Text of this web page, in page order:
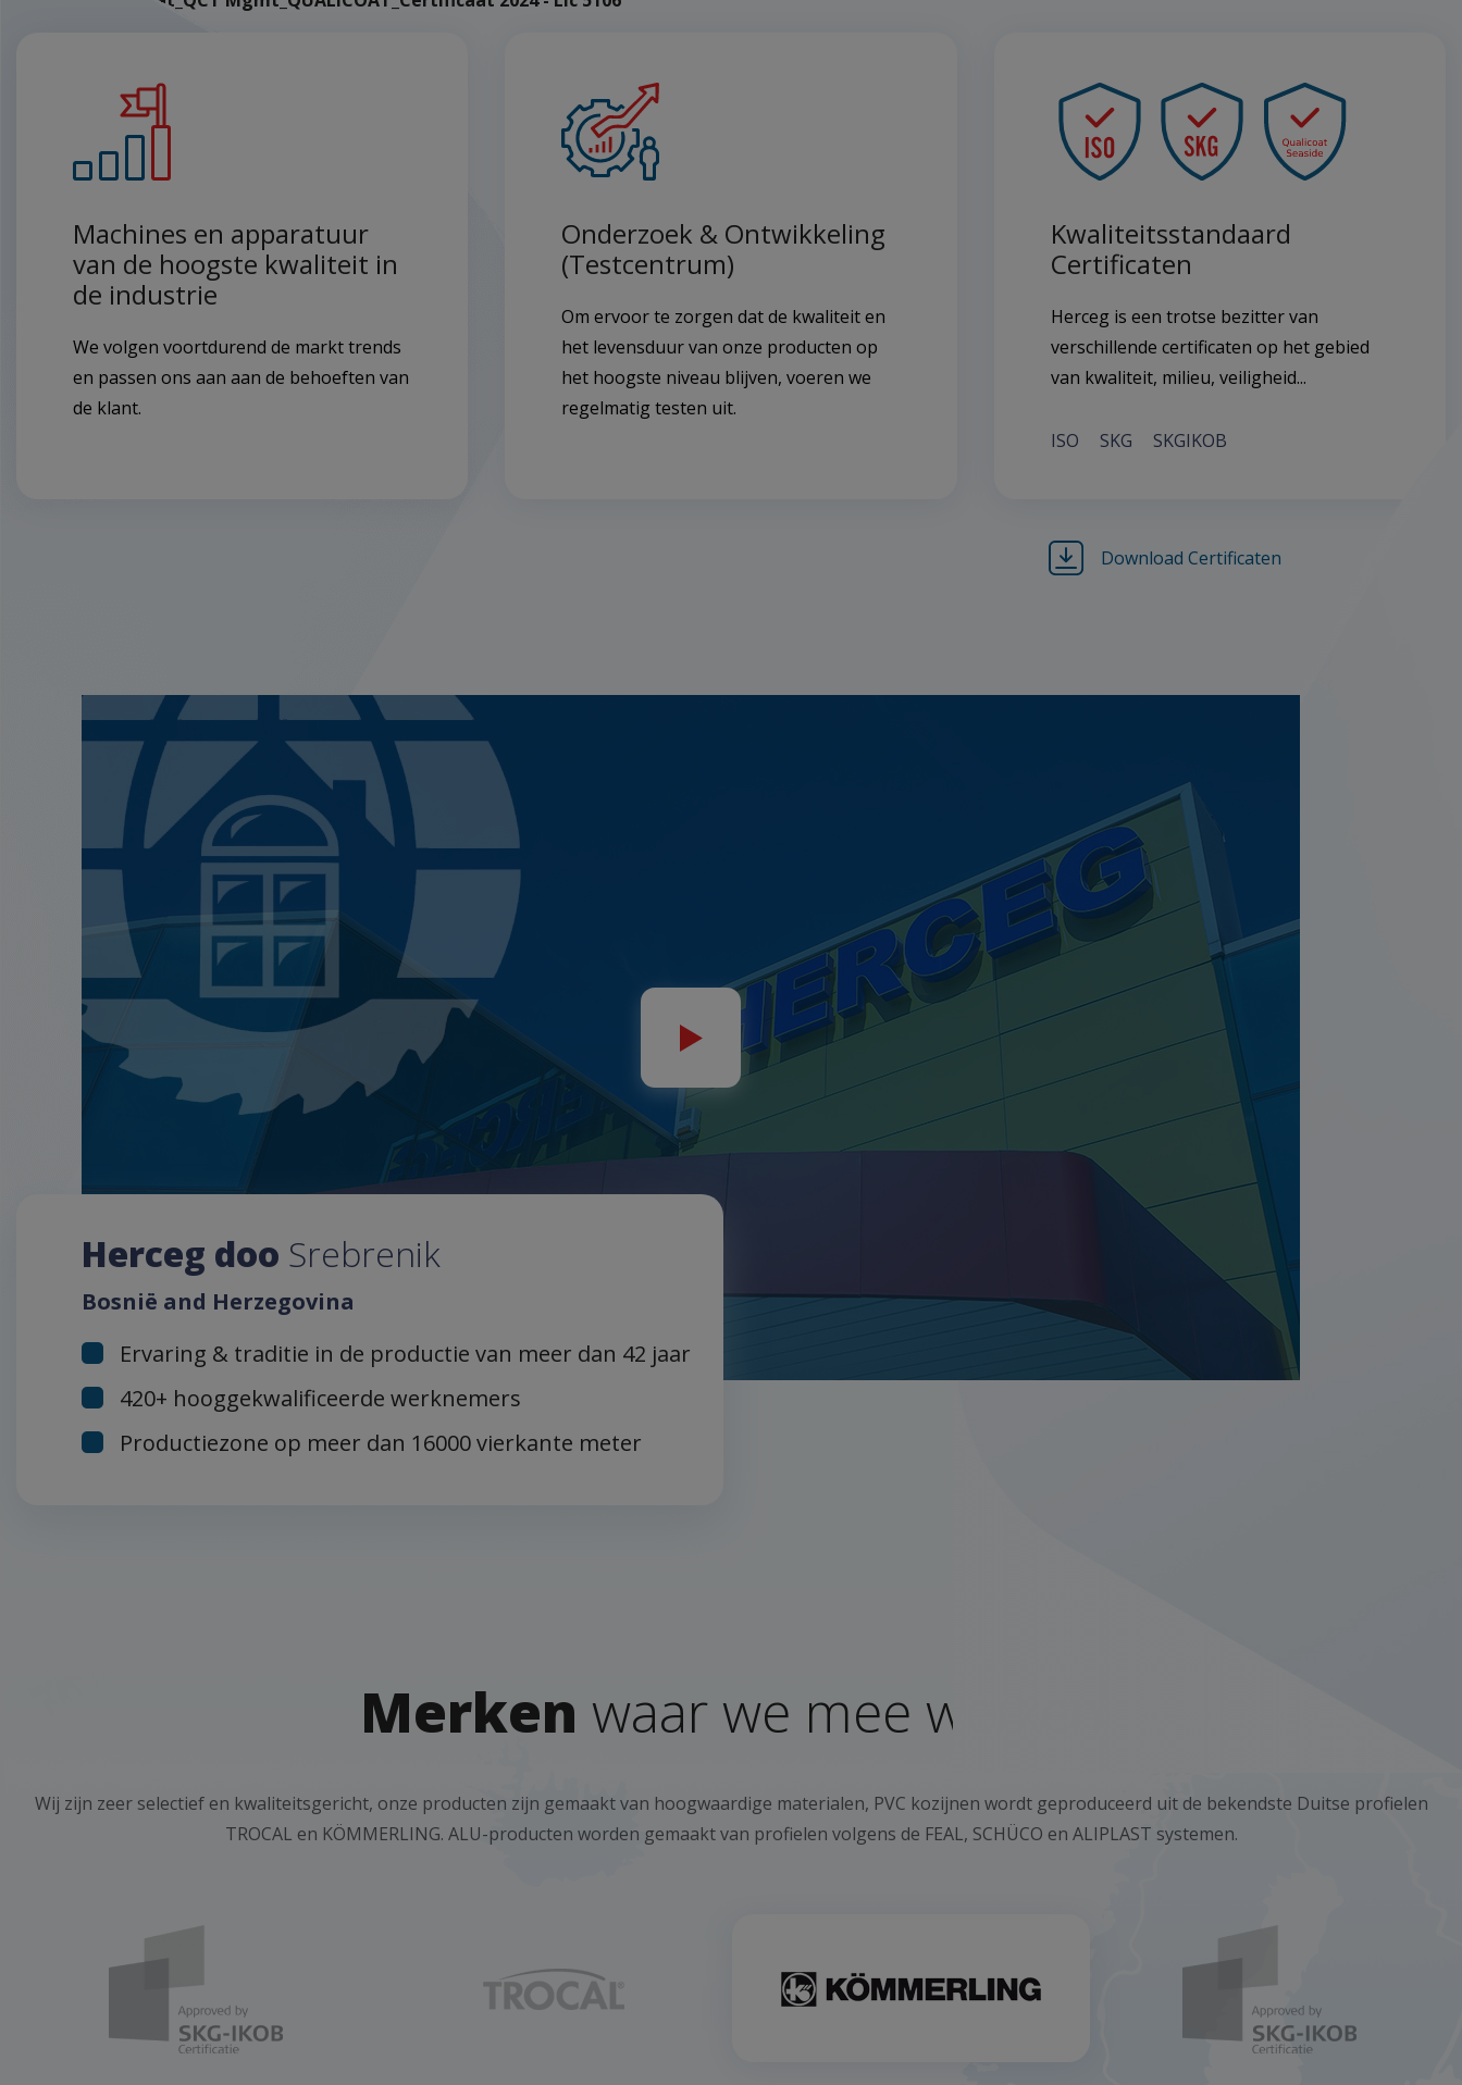
Machines en apparatuur
van de hoogste kwaliteit in
de industrie
We volgen voortdurend de markt trends
en passen ons aan aan de behoeften van
de klant.
Onderzoek & Ontwikkeling
(Testcentrum)
Om ervoor te zorgen dat de kwaliteit en
het levensduur van onze producten op
het hoogste niveau blijven, voeren we
regelmatig testen uit.
Kwaliteitsstandaard
Certificaten
Herceg is een trotse bezitter van
verschillende certificaten op het gebied
van kwaliteit, milieu, veiligheid...
ISO SKG SKGIKOB
Download Certificaten
Herceg doo Srebrenik
Bosnië and Herzegovina
Ervaring & traditie in de productie van meer dan 42 jaar
420+ hooggekwalificeerde werknemers
Productiezone op meer dan 16000 vierkante meter
Merken waar we mee werken
Wij zijn zeer selectief en kwaliteitsgericht, onze producten zijn gemaakt van hoogwaardige materialen, PVC kozijnen wordt geproduceerd uit de bekendste Duitse profielen
TROCAL en KÖMMERLING. ALU-producten worden gemaakt van profielen volgens de FEAL, SCHÜCO en ALIPLAST systemen.